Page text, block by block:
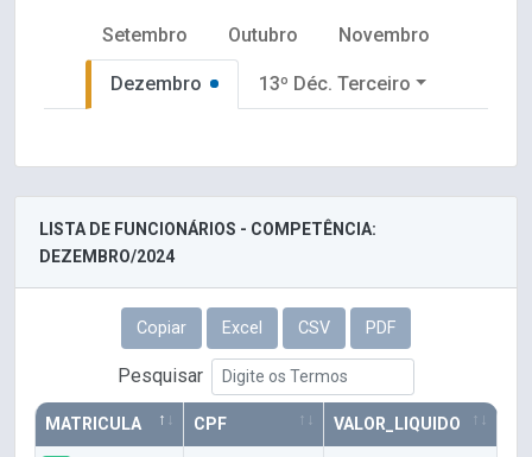
Setembro Outubro Novembro
Dezembro 13º Déc. Terceiro
LISTA DE FUNCIONÁRIOS - COMPETÊNCIA:
DEZEMBRO/2024
Copiar Excel CSV PDF
Pesquisar
MATRICULA CPF VALOR_LIQUIDO